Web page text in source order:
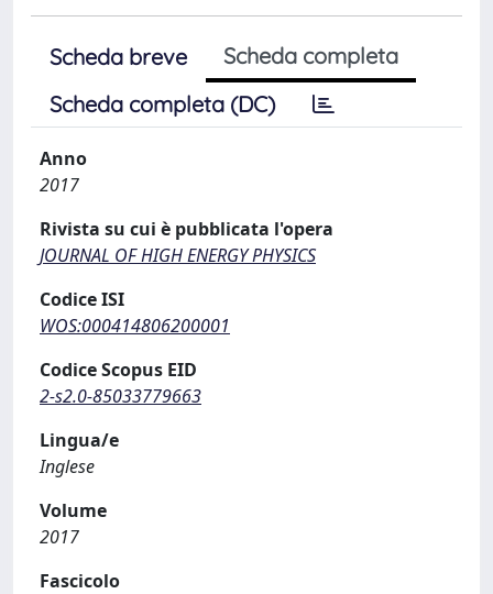
Scheda breve
Scheda completa
Scheda completa (DC)
Anno
2017
Rivista su cui è pubblicata l'opera
JOURNAL OF HIGH ENERGY PHYSICS
Codice ISI
WOS:000414806200001
Codice Scopus EID
2-s2.0-85033779663
Lingua/e
Inglese
Volume
2017
Fascicolo